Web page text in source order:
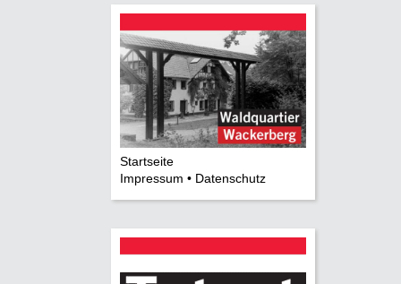
Startseite
Impressum • Datenschutz